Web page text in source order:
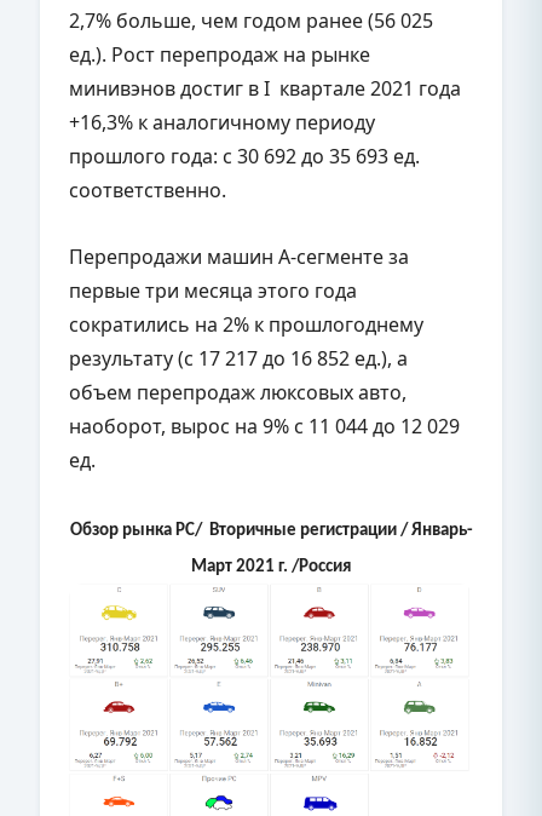
2,7% больше, чем годом ранее (56 025
ед.). Рост перепродаж на рынке
минивэнов достиг в I квартале 2021 года
+16,3% к аналогичному периоду
прошлого года: с 30 692 до 35 693 ед.
соответственно.
Перепродажи машин А-сегменте за
первые три месяца этого года
сократились на 2% к прошлогоднему
результату (с 17 217 до 16 852 ед.), а
объем перепродаж люксовых авто,
наоборот, вырос на 9% с 11 044 до 12 029
ед.
Обзор рынка PC/ Вторичные регистрации / Январь-
Март 2021 г. /Россия